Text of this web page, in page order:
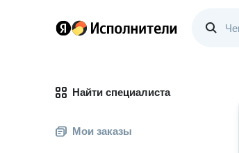
Найти специалиста
Мои заказы